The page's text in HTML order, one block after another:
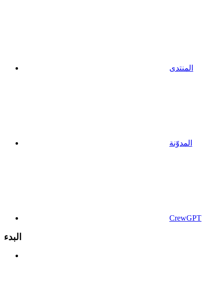
المنتدى
المدوّنة
CrewGPT
البدء